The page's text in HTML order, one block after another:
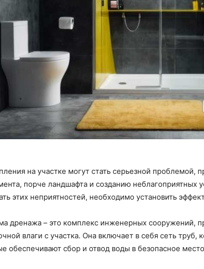
на участке могут стать серьезной проблемой,
порче ландшафта и созданию неблагоприятных
этих неприятностей, необходимо установить
дренажа – это комплекс инженерных сооружений,
влаги с участка. Она включает в себя сеть труб,
обеспечивают сбор и отвод воды в безопасное